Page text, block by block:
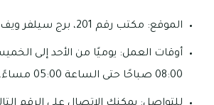
الموقع: مكتب رقم 201، برج سيلفر ويف، شارع الميناء.
أوقات العمل: يوميًا من الأحد إلى
08:00 صباحًا حتى الساعة 05:00 مساءً.